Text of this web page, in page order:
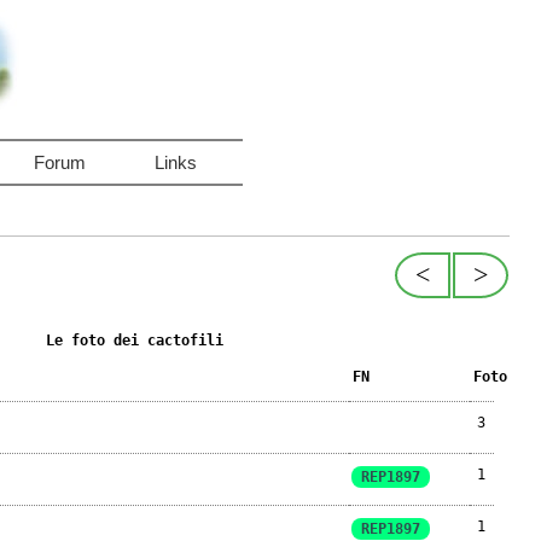
Forum Links
>
<
Le foto dei cactofili
FN Foto
3
REP1897 1
REP1897 1